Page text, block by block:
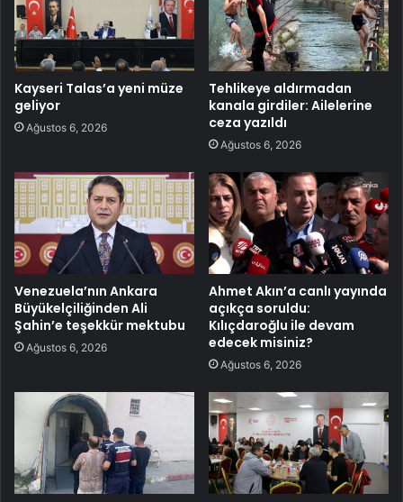
Kayseri Talas’a yeni müze
geliyor
Ağustos 6, 2026
Tehlikeye aldırmadan
kanala girdiler: Ailelerine
ceza yazıldı
Ağustos 6, 2026
Venezuela’nın Ankara
Büyükelçiliğinden Ali
Şahin’e teşekkür mektubu
Ağustos 6, 2026
Ahmet Akın’a canlı yayında
açıkça soruldu:
Kılıçdaroğlu ile devam
edecek misiniz?
Ağustos 6, 2026